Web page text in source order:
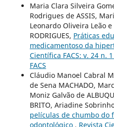
Maria Clara Silveira
Rodrigues de ASSIS,
Leonardo Oliveira Leão e
RODRIGUES, Práticas
medicamentoso da
Científica FACS: v. 24 n.
FACS
Cláudio Manoel Cabral
de Sena MACHADO,
Moniz Galvão de
BRITO, Ariadine
películas de chumbo do
odontológico , Revista